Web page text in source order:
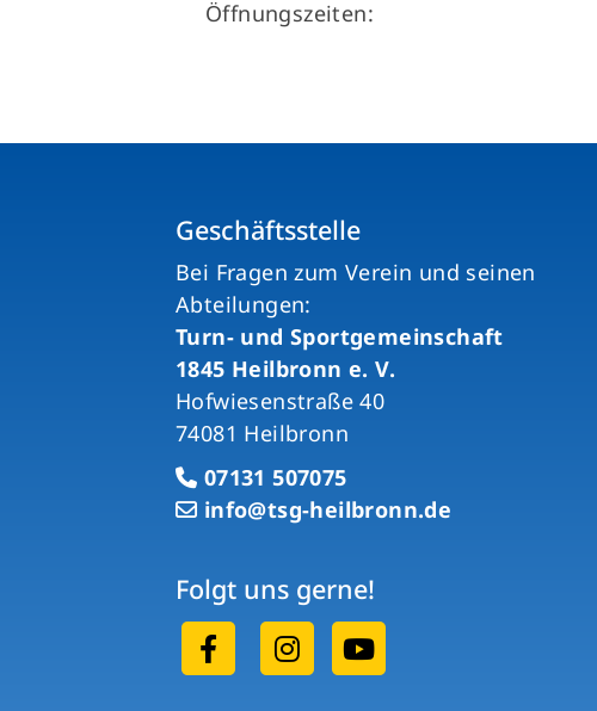
Öffnungszeiten:
Geschäftsstelle
Bei Fragen zum Verein und seinen
Abteilungen:
Turn- und Sportgemeinschaft
1845 Heilbronn e. V.
Hofwiesenstraße 40
74081 Heilbronn
07131 507075
info@tsg-heilbronn.de
Folgt uns gerne!